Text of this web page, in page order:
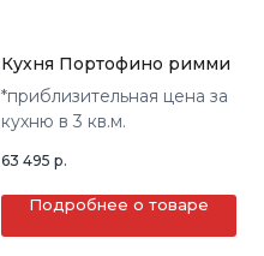
Кухня Портофино римми
*приблизительная цена за
кухню в 3 кв.м.
63 495 р.
Подробнее о товаре